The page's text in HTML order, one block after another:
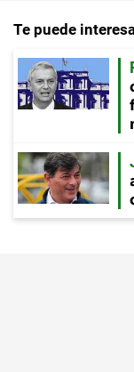
Te puede